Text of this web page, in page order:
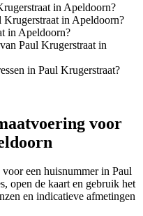
in Apeldoorn?
Krugerstraat in Apeldoorn?
in Apeldoorn?
Paul Krugerstraat in
in Paul Krugerstraat?
voor
een huisnummer in Paul
open de kaart en gebruik het
en indicatieve afmetingen